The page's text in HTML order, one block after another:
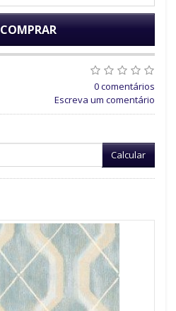
COMPRAR
0 comentários
Escreva um comentário
Calcular